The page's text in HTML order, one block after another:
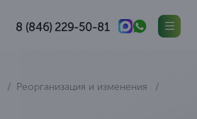
8 (846) 229-50-81
Реорганизация и изменения